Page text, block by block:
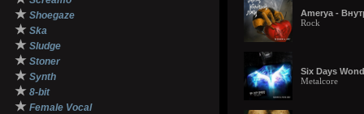
★ Shoegaze
★ Ska
★ Sludge
★ Stoner
★ Synth
★ 8-bit
★ Female Vocal
Amerya -
Rock
Six Days
Metalcore